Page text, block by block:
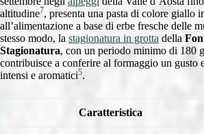
altitudine7, presenta una pasta di colore giallo
all’alimentazione a base di erbe fresche delle
stesso modo, la stagionatura in grotta della
Stagionatura, con un periodo minimo di 180
contribuisce a conferire al formaggio un gusto
intensi e aromatici5.
Caratteristica